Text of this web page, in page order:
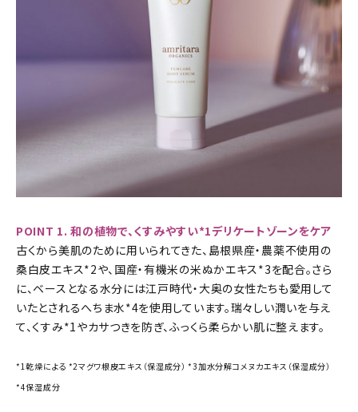
POINT 1. 和の植物で、くすみやすい*1デリケートゾーンをケア
古くから美肌のために用いられてきた、島根県産・農薬不使用の
桑白皮エキス*2や、国産・有機米の米ぬかエキス*3を配合。さら
に、ベースとなる水分には江戸時代・大奥の女性たちも愛用して
いたとされるへちま水*4を使用しています。瑞々しい潤いを与え
て、くすみ*1やカサつきを防ぎ、ふっくら柔らかい肌に整えます。
*1乾燥による *2マグワ根皮エキス（保湿成分） *3加水分解コメヌカエキス（保湿成分）
*4保湿成分